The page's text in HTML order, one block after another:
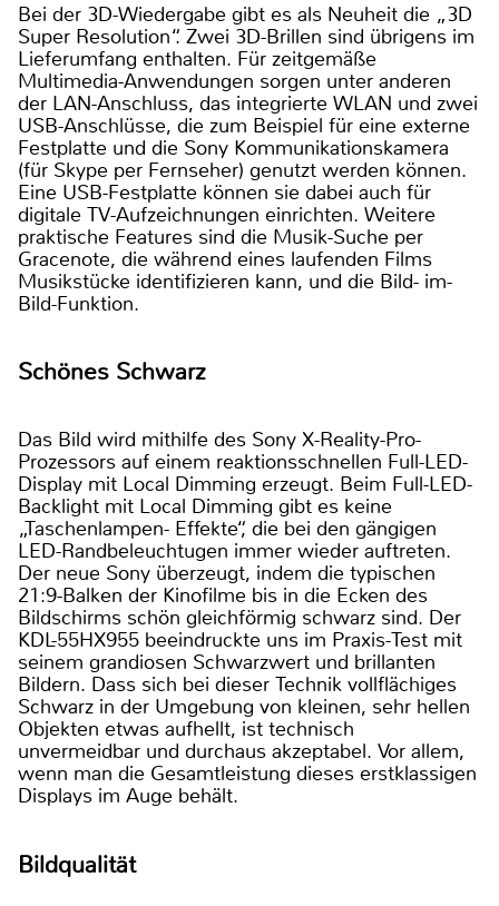
Bei der 3D-Wiedergabe gibt es als Neuheit die „3D
Super Resolution“. Zwei 3D-Brillen sind übrigens im
Lieferumfang enthalten. Für zeitgemäße
Multimedia-Anwendungen sorgen unter anderen
der LAN-Anschluss, das integrierte WLAN und zwei
USB-Anschlüsse, die zum Beispiel für eine externe
Festplatte und die Sony Kommunikationskamera
(für Skype per Fernseher) genutzt werden können.
Eine USB-Festplatte können sie dabei auch für
digitale TV-Aufzeichnungen einrichten. Weitere
praktische Features sind die Musik-Suche per
Gracenote, die während eines laufenden Films
Musikstücke identifizieren kann, und die Bild- im-
Bild-Funktion.
Schönes Schwarz
Das Bild wird mithilfe des Sony X-Reality-Pro-
Prozessors auf einem reaktionsschnellen Full-LED-
Display mit Local Dimming erzeugt. Beim Full-LED-
Backlight mit Local Dimming gibt es keine
„Taschenlampen- Effekte“, die bei den gängigen
LED-Randbeleuchtugen immer wieder auftreten.
Der neue Sony überzeugt, indem die typischen
21:9-Balken der Kinofilme bis in die Ecken des
Bildschirms schön gleichförmig schwarz sind. Der
KDL-55HX955 beeindruckte uns im Praxis-Test mit
seinem grandiosen Schwarzwert und brillanten
Bildern. Dass sich bei dieser Technik vollflächiges
Schwarz in der Umgebung von kleinen, sehr hellen
Objekten etwas aufhellt, ist technisch
unvermeidbar und durchaus akzeptabel. Vor allem,
wenn man die Gesamtleistung dieses erstklassigen
Displays im Auge behält.
Bildqualität